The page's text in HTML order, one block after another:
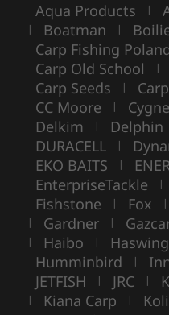
Aqua Products |
| Boatman |
Carp Fishing
Carp Old School |
Carp Seeds |
CC Moore |
Delkim | Delphin
DURACELL |
EKO BAITS |
EnterpriseTackle |
Fishstone | Fox |
| Gardner |
| Haibo | Haswing
Humminbird |
JETFISH | JRC |
| Kiana Carp |